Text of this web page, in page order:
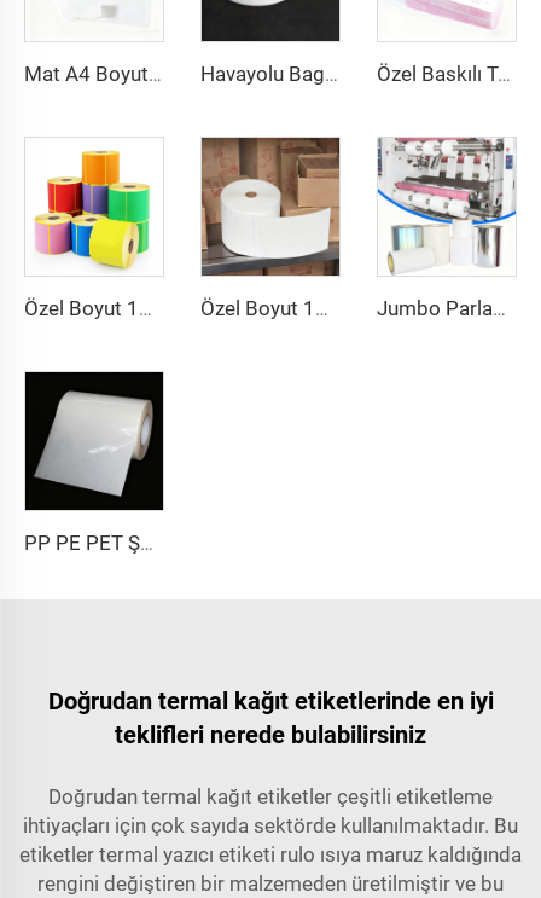
Mat A4 Boyutlu Yağsız Vellum Etiket Barkod Sticker Etiket 8.5x11inç A4 Etiket Sayfası Lazer Yazıcı ve Mürekkep Püskürtmeli Yazıcı İçin Havayolu Bagaj Etiketi Sticker Etiketler Termal Sentetik Kağıt Doğrudan Termal BOPP Film Bagaj Etiketi Bagaj Etiketleri İçin Özel Baskılı Termal Karton Hava Uçuş Bileti Havayolu Bileti Bindirme Girişi Kağıt Uçuş Biletleri
Özel Boyut 102x150 102x152 Baskılı Etiket Termal Transfer Kargo Sticker Yapışkanlı Etiket 4x6 İnç Sevkiyat Termal Renkli Etiket Özel Boyut 102x152 Termal Transfer Etiket Yarı Parlak Kağıt Transfer Yapışkanlı Kargo Etiketi 4x6 Sevkiyat Termal Etiket Sticker Jumbo Parlak PP PET PE Etiket Malzemesi Jumbo Film Kendinden Yapışkanlı Kağıt Polietilen Çıkartma Stok Sentetik Etiket Jumbo Rulo
PP PE PET Şeffaf Transparan Kendinden Yapışkanlı Sentetik Film Malzeme Etiket Kağıdı Jumbo Rulo
Doğrudan termal kağıt etiketlerinde en iyi
teklifleri nerede bulabilirsiniz
Doğrudan termal kağıt etiketler çeşitli etiketleme
ihtiyaçları için çok sayıda sektörde kullanılmaktadır. Bu
etiketler termal yazıcı etiketi rulo ısıya maruz kaldığında
rengini değiştiren bir malzemeden üretilmiştir ve bu